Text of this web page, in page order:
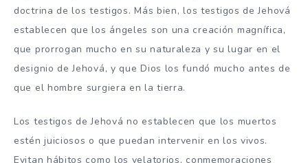
doctrina de los testigos. Más bien, los testigos de Jehová
establecen que los ángeles son una creación magnífica,
que prorrogan mucho en su naturaleza y su lugar en el
designio de Jehová, y que Dios los fundó mucho antes de
que el hombre surgiera en la tierra.
Los testigos de Jehová no establecen que los muertos
estén juiciosos o que puedan intervenir en los vivos.
Evitan hábitos como los velatorios, conmemoraciones